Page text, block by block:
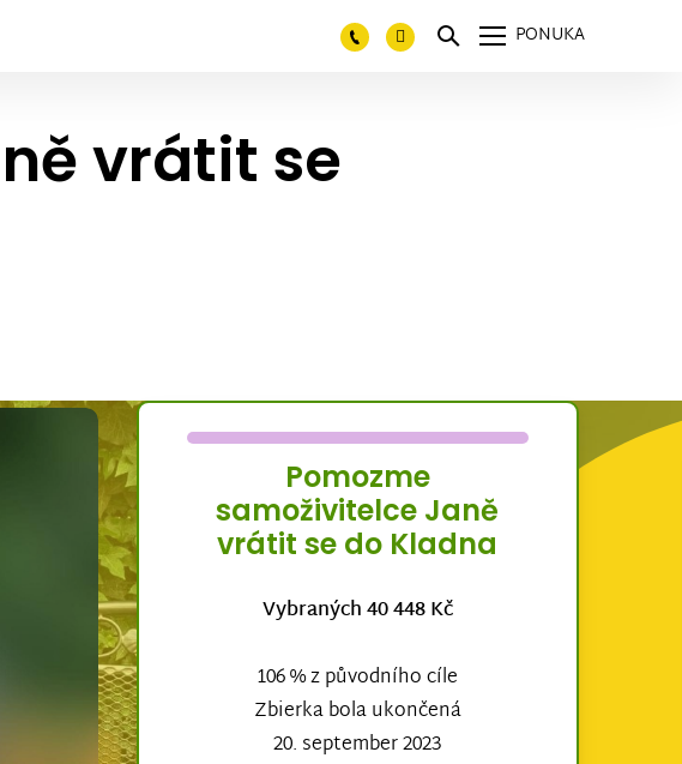
PONUKA
vrátit se
Pomozme
samoživitelce Janě
vrátit se do Kladna
Vybraných 40 448 Kč
106 % z původního cíle
Zbierka bola ukončená
20. september 2023